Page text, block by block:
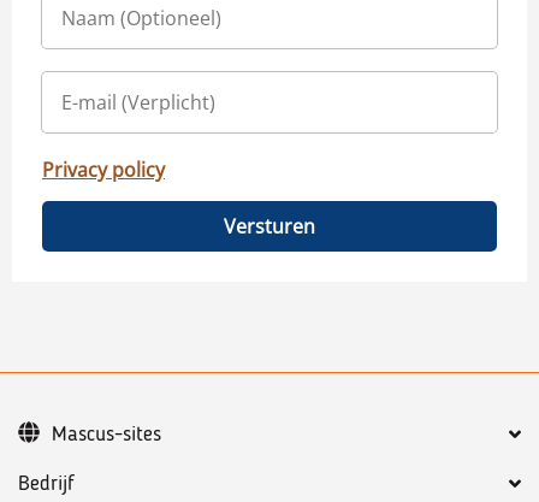
Privacy policy
Versturen
Bedrijf
Mascus-sites